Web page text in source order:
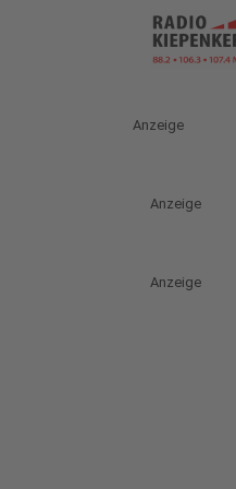
Anzeige
Anzeige
Anzeige